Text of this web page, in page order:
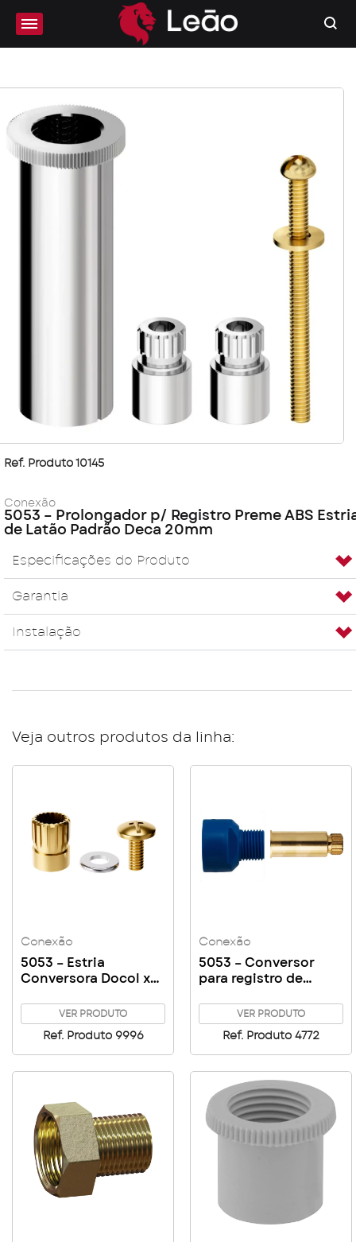
Ref. Produto 10145
Conexão
5053 – Prolongador p/ Registro Preme ABS
de Latão Padrão Deca 20mm
Especificações do Produto
Garantia
Instalação
Veja outros produtos da linha:
Conexão
5053 – Estria
Conversora Docol x
VER PRODUTO
Ref. Produto 9996
Conexão
5053 – Conversor
para registro de
Fabrimar para
acabamento
VER PRODUTO
Ref. Produto 4772